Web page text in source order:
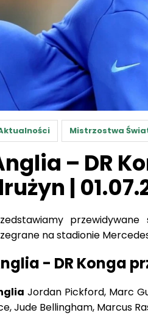
Mistrzostwa
– DR
|
na stadionie
- DR Konga
Jordan Pickford, Marc
Jude Bellingham, Marcus